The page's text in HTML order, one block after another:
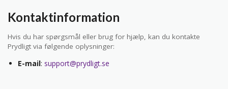
Kontaktinformation
Hvis du har spørgsmål eller brug for hjælp, kan du kontakte
Prydligt via følgende oplysninger:
E-mail: support@prydligt.se